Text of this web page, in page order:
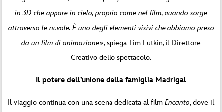
in 3D che appare in cielo, proprio come nel film, quando sorge
attraverso le nuvole. È uno degli elementi visivi che abbiamo preso
da un film di animazione», spiega Tim Lutkin, il Direttore
Creativo dello spettacolo.
Il potere dell’unione della famiglia Madrigal
Il viaggio continua con una scena dedicata al film Encanto, dove il